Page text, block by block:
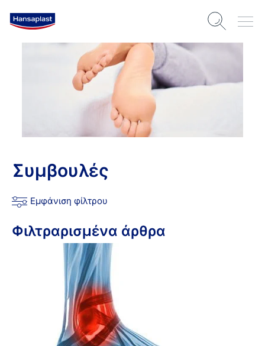
Συμβουλές
Εμφάνιση φίλτρου
Φιλτραρισμένα άρθρα